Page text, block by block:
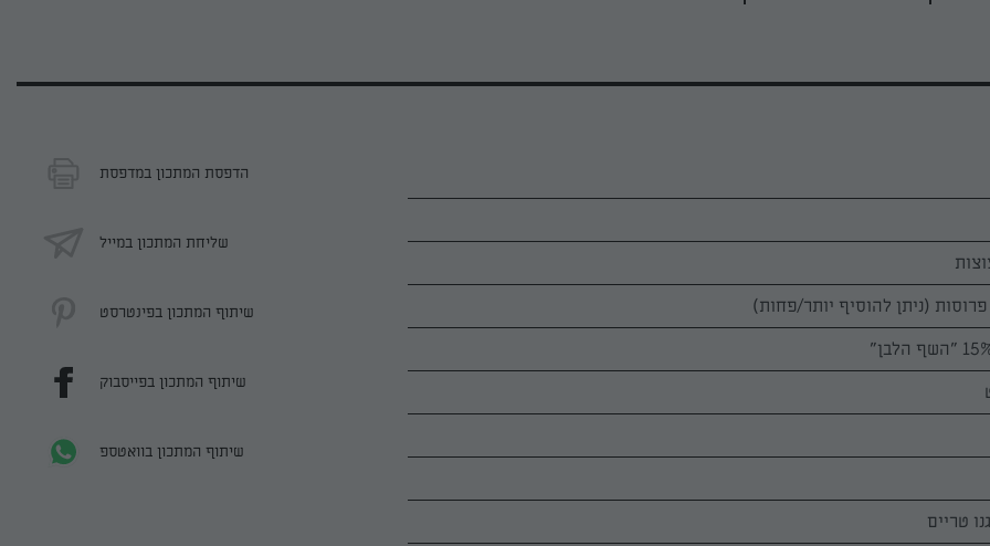
טריים
הדפסת המתכון במדפסת
שליחת המתכון במייל
שיתוף המתכון בפינטרסט
שיתוף המתכון בפייסבוק
שיתוף המתכון בוואטספ